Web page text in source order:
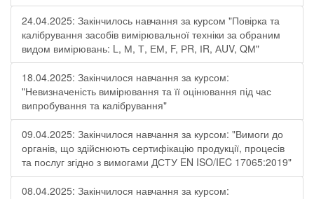
24.04.2025: Закінчилось навчання за курсом "Повірка та
калібрування засобів вимірювальної техніки за обраним
видом вимірювань: L, М, Т, ЕМ, F, РR, ІR, АUV, QМ"
18.04.2025: Закінчилося навчання за курсом:
"Невизначеність вимірювання та її оцінювання під час
випробування та калібрування"
09.04.2025: Закінчилося навчання за курсом: "Вимоги до
органів, що здійснюють сертифікацію продукції, процесів
та послуг згідно з вимогами ДСТУ EN ISO/IEC 17065:2019"
08.04.2025: Закінчилося навчання за курсом: